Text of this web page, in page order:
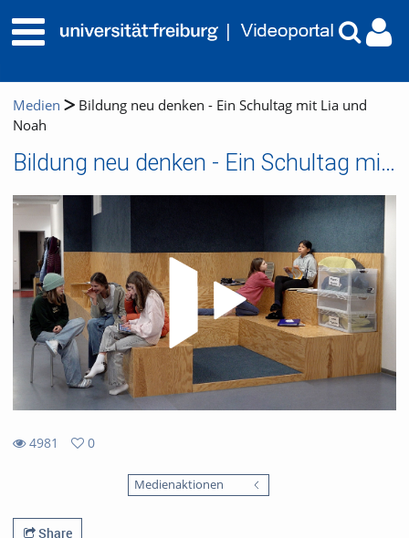
Medien
Bildung neu denken - Ein Schultag mit Lia und
Noah
Bildung neu denken - Ein Schultag mit Lia und Noah
4981
0
Medienaktionen
Share